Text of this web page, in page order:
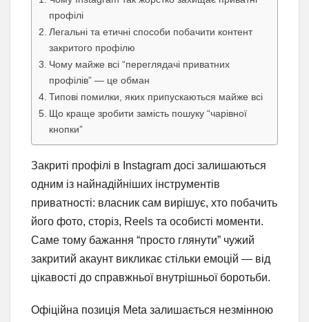
профілі
Легальні та етичні способи побачити контент
закритого профілю
Чому майже всі “переглядачі приватних
профілів” — це обман
Типові помилки, яких припускаються майже всі
Що краще зробити замість пошуку “чарівної
кнопки”
Закриті профілі в Instagram досі залишаються
одним із найнадійніших інструментів
приватності: власник сам вирішує, хто побачить
його фото, сторіз, Reels та особисті моменти.
Саме тому бажання “просто глянути” чужий
закритий акаунт викликає стільки емоцій — від
цікавості до справжньої внутрішньої боротьби.
Офіційна позиція Meta залишається незмінною